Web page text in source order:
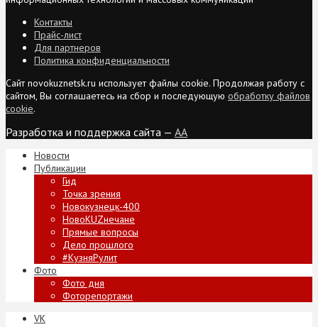
Контакты
Прайс-лист
Для партнеров
Политика конфиденциальности
Сайт novokuznetsk.ru использует файлы cookie. Продолжая работу с
сайтом, Вы соглашаетесь на сбор и последующую обработку файлов
cookie.
Разработка и поддержка сайта — AA
Новости
Публикации
Гид
Точка зрения
Новокузнецк-400
НовоKUZнечане
Прямые вопросы
Дело прошлого
#КузняРулит
Фото
Фото дня
Фоторепортажи
VK